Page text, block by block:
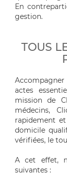
En
gestion.
TOUS
actes
mission de
médecins,
rapidement
domicile
vérifiées, le
A cet effet,
suivantes :